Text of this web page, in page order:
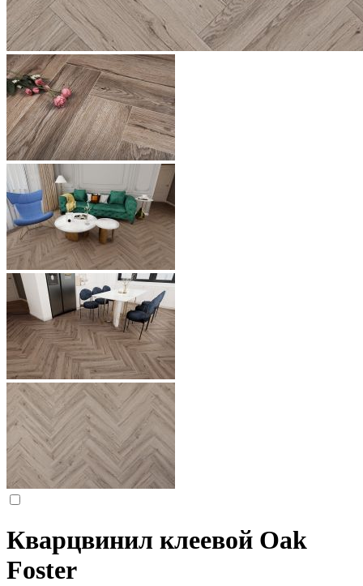
Кварцвинил клеевой Oak
Foster